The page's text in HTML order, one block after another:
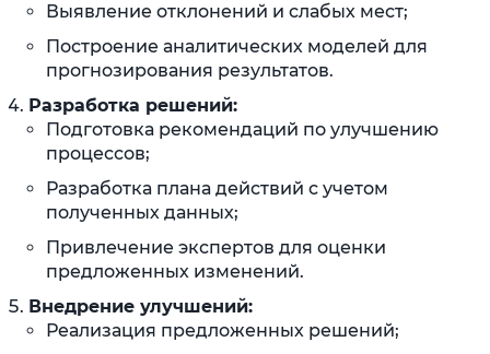
Выявление отклонений и слабых мест;
Построение аналитических моделей для
прогнозирования результатов.
Разработка решений:
Подготовка рекомендаций по улучшению
процессов;
Разработка плана действий с учетом
полученных данных;
Привлечение экспертов для оценки
предложенных изменений.
Внедрение улучшений:
Реализация предложенных решений;